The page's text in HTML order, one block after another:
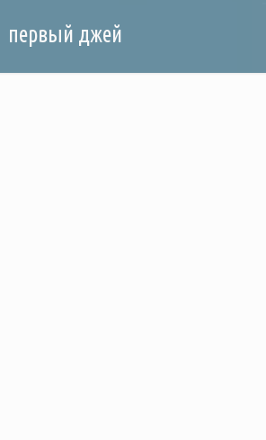
первый джей